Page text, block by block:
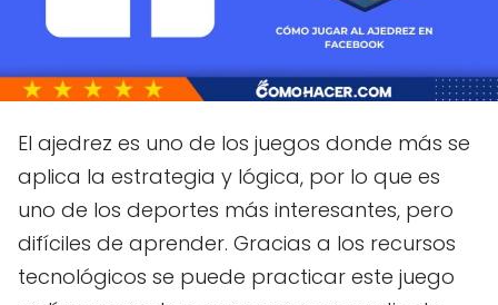
El ajedrez es uno de los juegos donde más se
aplica la estrategia y lógica, por lo que es
uno de los deportes más interesantes, pero
difíciles de aprender. Gracias a los recursos
tecnológicos se puede practicar este juego